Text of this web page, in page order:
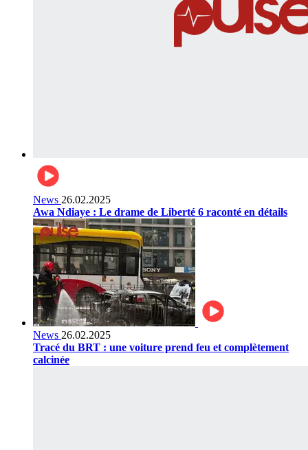
News 26.02.2025
Awa Ndiaye : Le drame de Liberté 6 raconté en détails
News 26.02.2025
Tracé du BRT : une voiture prend feu et complètement
calcinée